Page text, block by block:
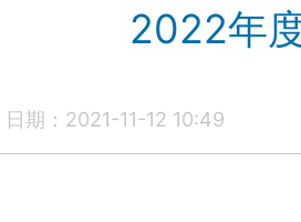
2022年
日期：2021-11-12 10:49